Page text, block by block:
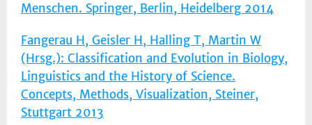
Menschen. Springer, Berlin, Heidelberg 2014
Fangerau H, Geisler H, Halling T, Martin W
(Hrsg.): Classification and Evolution in Biology,
Linguistics and the History of Science.
Concepts, Methods, Visualization, Steiner,
Stuttgart 2013